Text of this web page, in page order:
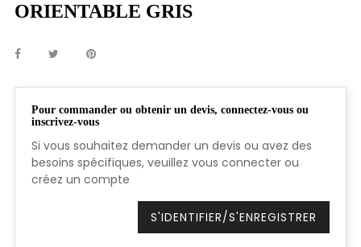
ORIENTABLE GRIS
Pour commander ou obtenir un devis, connectez-vous ou
inscrivez-vous
Si vous souhaitez demander un devis ou avez des
besoins spécifiques, veuillez vous connecter ou
créez un compte
S'IDENTIFIER/S'ENREGISTRER